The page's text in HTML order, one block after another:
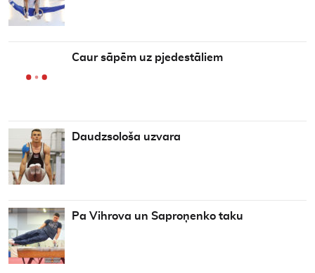
Caur sāpēm uz pjedestāliem
Daudzsološa uzvara
Pa Vihrova un Saproņenko taku